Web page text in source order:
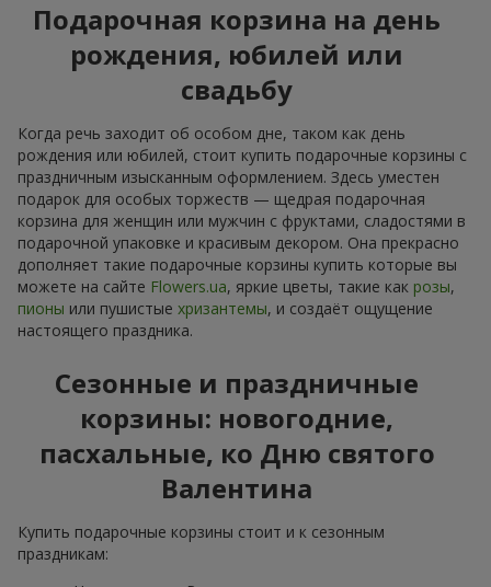
Подарочная корзина на день
рождения, юбилей или
свадьбу
Когда речь заходит об особом дне, таком как день
рождения или юбилей, стоит купить подарочные корзины с
праздничным изысканным оформлением. Здесь уместен
подарок для особых торжеств — щедрая подарочная
корзина для женщин или мужчин с фруктами, сладостями в
подарочной упаковке и красивым декором. Она прекрасно
дополняет такие подарочные корзины купить которые вы
можете на сайте Flowers.ua, яркие цветы, такие как розы,
пионы или пушистые хризантемы, и создаёт ощущение
настоящего праздника.
Сезонные и праздничные
корзины: новогодние,
пасхальные, ко Дню святого
Валентина
Купить подарочные корзины стоит и к сезонным
праздникам: